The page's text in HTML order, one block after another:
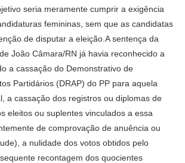
seria meramente cumprir a exigência
femininas, sem que as candidatas
de disputar a eleição.A sentença da
João Câmara/RN já havia reconhecido a
a cassação do Demonstrativo de
Partidários (DRAP) do PP para aquela
a cassação dos registros ou diplomas de
eleitos ou suplentes vinculados a essa
de comprovação de anuência ou
a nulidade dos votos obtidos pelo
recontagem dos quocientes